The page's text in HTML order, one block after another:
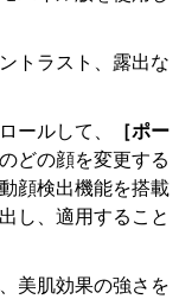
トラスト、露出な
ールして、
［ポー
どの顔を変更する
顔検出機能を搭載
し、適用すること
美肌効果の強さを